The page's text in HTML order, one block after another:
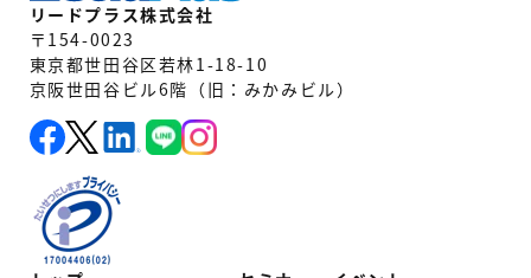
リードプラス株式会社
〒154-0023
東京都世田谷区若林1-18-10
京阪世田谷ビル6階（旧：みかみビル）